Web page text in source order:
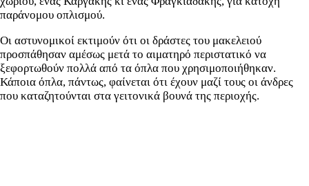
παράνομου οπλισμού.
Οι αστυνομικοί εκτιμούν ότι οι δράστες του μακελειού
προσπάθησαν αμέσως μετά το αιματηρό περιστατικό να
ξεφορτωθούν πολλά από τα όπλα που χρησιμοποιήθηκαν.
Κάποια όπλα, πάντως, φαίνεται ότι έχουν μαζί τους οι άνδρες
που καταζητούνται στα γειτονικά βουνά της περιοχής.